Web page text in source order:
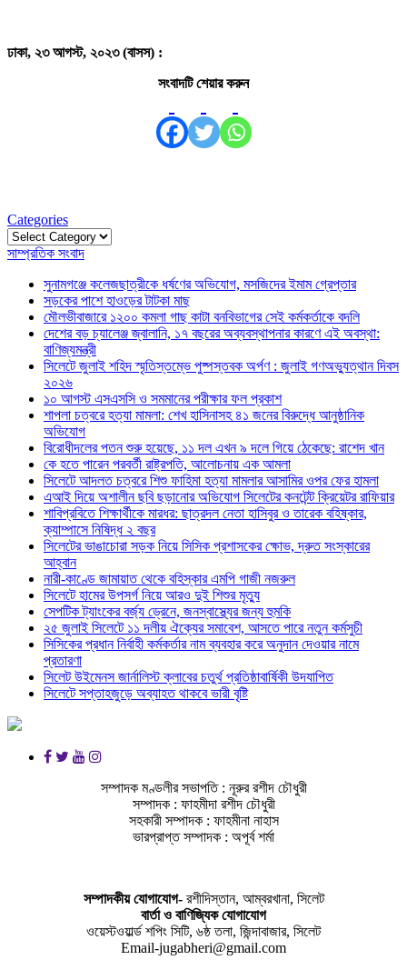
ঢাকা, ২৩ আগস্ট, ২০২৩ (বাসস) :
সংবাদটি শেয়ার করুন
Categories
Categories
সাম্প্রতিক সংবাদ
সুনামগঞ্জে কলেজছাত্রীকে ধর্ষণের অভিযোগ, মসজিদের ইমাম গ্রেপ্তার
সড়কের পাশে হাওড়ের টাটকা মাছ
মৌলভীবাজারে ১২০০ কমলা গাছ কাটা বনবিভাগের সেই কর্মকর্তাকে বদলি
দেশের বড় চ্যালেঞ্জ জ্বালানি, ১৭ বছরের অব্যবস্থাপনার কারণে এই অবস্থা:
বাণিজ্যমন্ত্রী
সিলেটে জুলাই শহিদ স্মৃতিস্তম্ভে পুষ্পস্তবক অর্পণ : জুলাই গণঅভ্যুত্থান দিবস
২০২৬
১০ আগস্ট এসএসসি ও সমমানের পরীক্ষার ফল প্রকাশ
শাপলা চত্বরে হত্যা মামলা: শেখ হাসিনাসহ ৪১ জনের বিরুদ্ধে আনুষ্ঠানিক
অভিযোগ
বিরোধীদলের পতন শুরু হয়েছে, ১১ দল এখন ৯ দলে গিয়ে ঠেকেছে: রাশেদ খান
কে হতে পারেন পরবর্তী রাষ্ট্রপতি, আলোচনায় এক আমলা
সিলেটে আদলত চত্বরে শিশু ফাহিমা হত্যা মামলার আসামির ওপর ফের হামলা
এআই দিয়ে অশালীন ছবি ছড়ানোর অভিযোগ সিলেটের কনটেন্ট ক্রিয়েটর রাফিয়ার
শাবিপ্রবিতে শিক্ষার্থীকে মারধর: ছাত্রদল নেতা হাসিবুর ও তারেক বহিষ্কার,
ক্যাম্পাসে নিষিদ্ধ ২ বছর
সিলেটের ভাঙাচোরা সড়ক নিয়ে সিসিক প্রশাসকের ক্ষোভ, দ্রুত সংস্কারের
আহ্বান
নারী-কাণ্ডে জামায়াত থেকে বহিস্কার এমপি গাজী নজরুল
সিলেটে হামের উপসর্গ নিয়ে আরও দুই শিশুর মৃত্যু
সেপটিক ট্যাংকের বর্জ্য ড্রেনে, জনস্বাস্থ্যের জন্য হুমকি
২৫ জুলাই সিলেটে ১১ দলীয় ঐক্যের সমাবেশ, আসতে পারে নতুন কর্মসুচী
সিসিকের প্রধান নির্বাহী কর্মকর্তার নাম ব্যবহার করে অনুদান দেওয়ার নামে
প্রতারণা
সিলেট উইমেনস জার্নালিস্ট ক্লাবের চতুর্থ প্রতিষ্ঠাবার্ষিকী উদযাপিত
সিলেটে সপ্তাহজুড়ে অব্যাহত থাকবে ভারী বৃষ্টি
সম্পাদক মণ্ডলীর সভাপতি : নূরুর রশীদ চৌধুরী
সম্পাদক : ফাহমীদা রশীদ চৌধুরী
সহকারী সম্পাদক : ফাহমীনা নাহাস
ভারপ্রাপ্ত সম্পাদক : অপূর্ব শর্মা
সম্পাদকীয় যােগাযোগ-রশীদিস্তান, আম্বরখানা, সিলেট
বার্তা ও বাণিজ্যিক যোগাযােগ
ওয়েস্টওয়ার্ল্ড শপিং সিটি, ৬ষ্ঠ তলা, জিন্দাবাজার, সিলেট
Email-jugabheri@gmail.com